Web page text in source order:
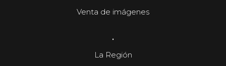
Venta de imágenes
.
La Región